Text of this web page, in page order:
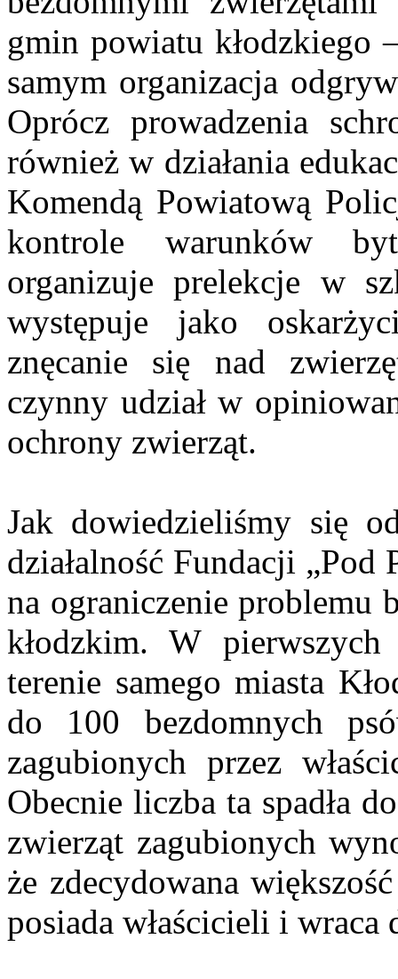
gmin powiatu kłodzkiego
samym organizacja
Oprócz prowadzenia
również w działania
Komendą Powiatową
kontrole warunków
organizuje prelekcje w
występuje jako
znęcanie się nad
czynny udział w
ochrony zwierząt.
Jak dowiedzieliśmy się
działalność Fundacji „Pod
na ograniczenie problemu
kłodzkim. W
terenie samego miasta
do 100 bezdomnych
zagubionych przez
Obecnie liczba ta spadła
zwierząt zagubionych
że zdecydowana
posiada właścicieli i wraca